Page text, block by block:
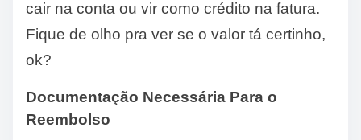
cair na conta ou vir como crédito na fatura.
Fique de olho pra ver se o valor tá certinho,
ok?
Documentação Necessária Para o
Reembolso